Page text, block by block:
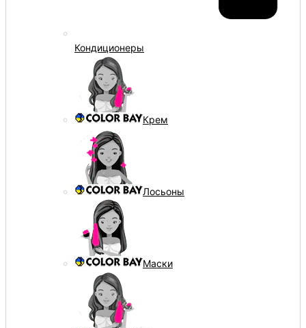
Кондиционеры
Крем
Лосьоны
Маски